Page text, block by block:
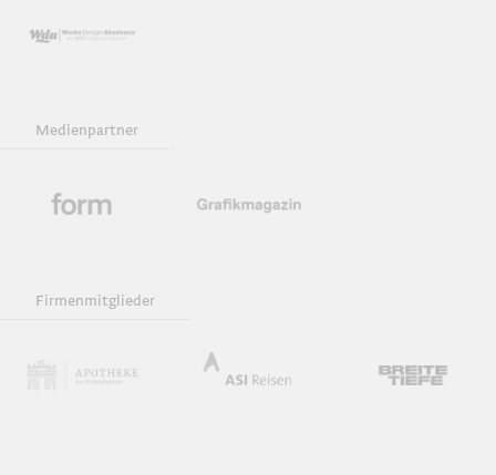
Medienpartner
Firmenmitglieder